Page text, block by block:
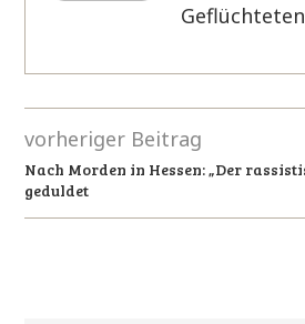
vorheriger Beitrag
Nach Morden in Hessen: „Der
geduldet